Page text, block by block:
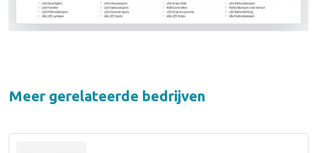
Meer gerelateerde bedrijven